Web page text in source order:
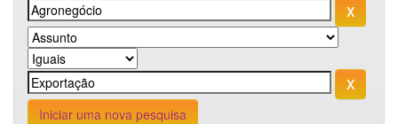
Iniciar uma nova pesquisa